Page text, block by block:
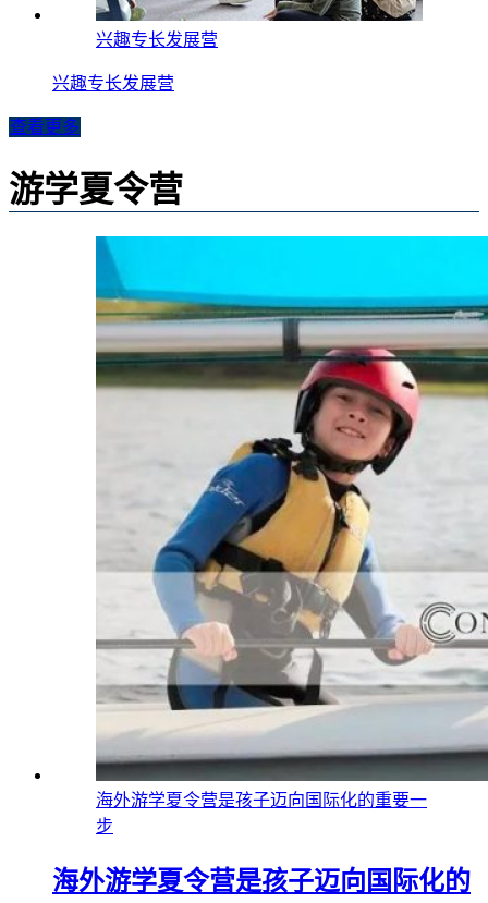
兴趣专长发展营
兴趣专长发展营
查看更多
游学夏令营
海外游学夏令营是孩子迈向国际化的重要一
步
海外游学夏令营是孩子迈向国际化的